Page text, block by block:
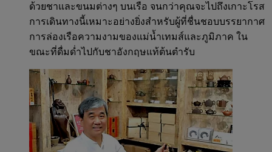
ด้วยชาและขนมต่างๆ บนเรือ จนกว่าคุณจะไปถึงเกาะโรส
การเดินทางนี้เหมาะอย่างยิ่งสำหรับผู้ที่ชื่นชอบบรรยากาศ
การล่องเรือความงามของแม่น้ำเทมส์และภูมิภาค ใน
ขณะที่ดื่มด่ำไปกับชาอังกฤษแท้ต้นตำรับ